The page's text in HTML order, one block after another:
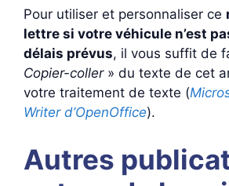
Pour utiliser et personnaliser ce
lettre si votre véhicule n’est
délais prévus, il vous suffit de
Copier-coller» du texte de cet
votre traitement de texte (
Writer d’OpenOffice).
Autres